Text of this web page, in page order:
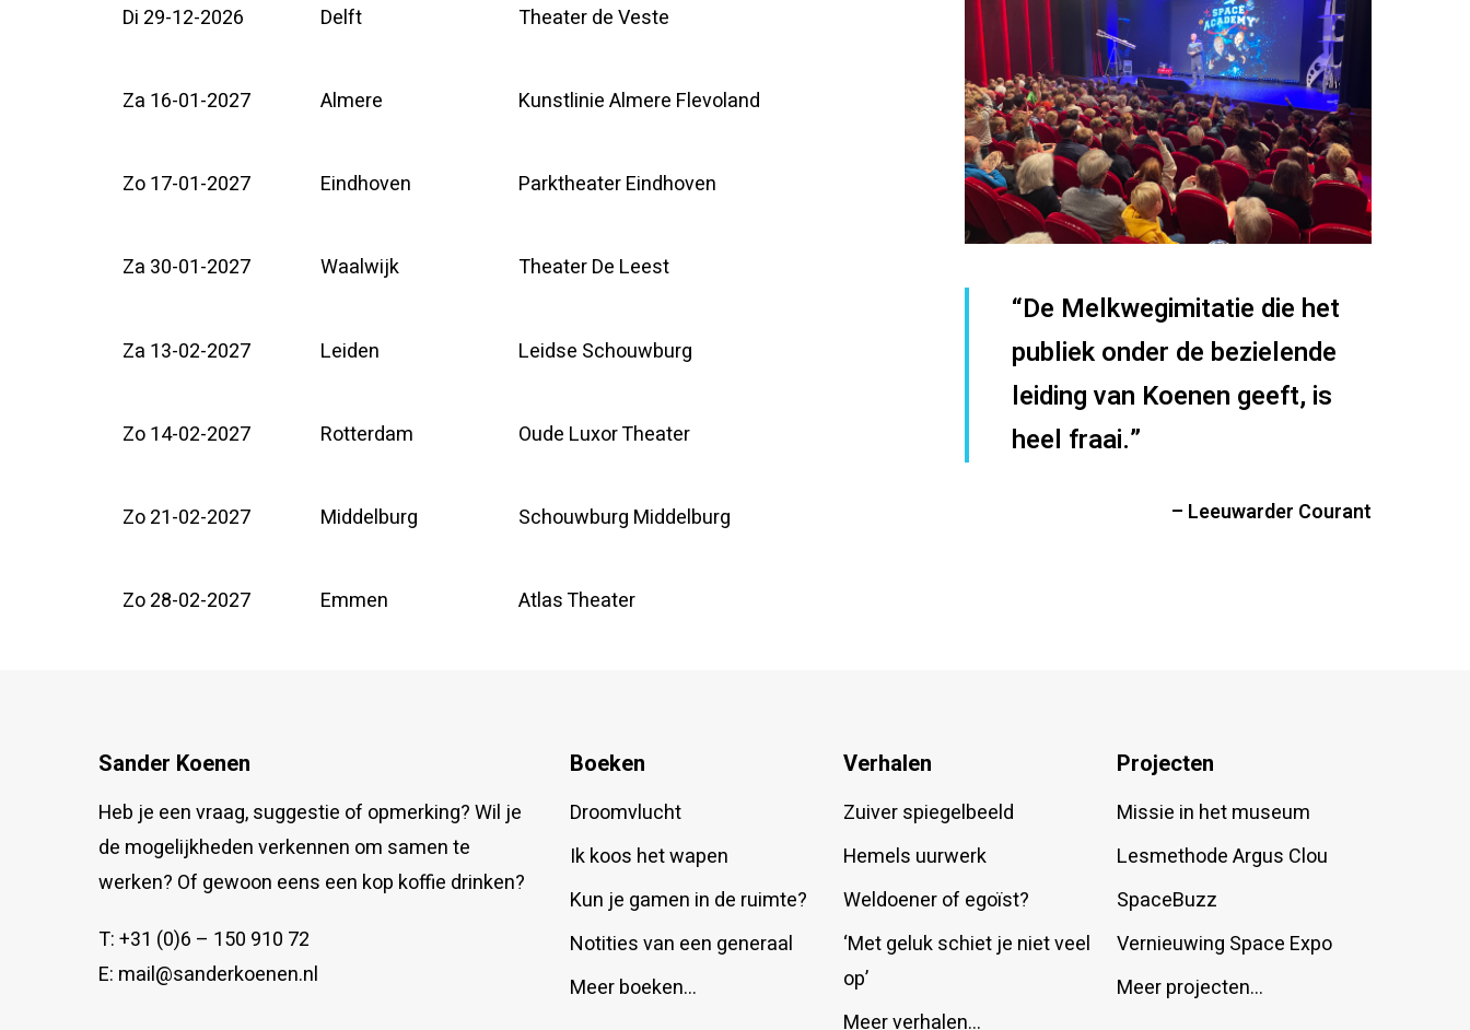
Di 29-12-2026 Delft Theater de Veste
Za 16-01-2027 Almere Kunstlinie Almere Flevoland
Zo 17-01-2027 Eindhoven Parktheater Eindhoven
Za 30-01-2027 Waalwijk Theater De Leest
Za 13-02-2027 Leiden Leidse Schouwburg
Zo 14-02-2027 Rotterdam Oude Luxor Theater
Zo 21-02-2027 Middelburg Schouwburg Middelburg
Zo 28-02-2027 Emmen Atlas Theater
“De Melkwegimitatie die het
publiek onder de bezielende
leiding van Koenen geeft, is
heel fraai.”
– Leeuwarder Courant
Sander Koenen
Heb je een vraag, suggestie of opmerking? Wil je
de mogelijkheden verkennen om samen te
werken? Of gewoon eens een kop koffie drinken?
T:+31 (0)6 – 150 910 72
E: mail@sanderkoenen.nl
Boeken
Droomvlucht
Ik koos het wapen
Kun je gamen in de ruimte?
Notities van een generaal
Meer boeken…
Verhalen
Zuiver spiegelbeeld
Hemels uurwerk
Weldoener of egoïst?
‘Met geluk schiet je niet veel
op’
Meer verhalen…
Projecten
Missie in het museum
Lesmethode Argus Clou
SpaceBuzz
Vernieuwing Space Expo
Meer projecten…